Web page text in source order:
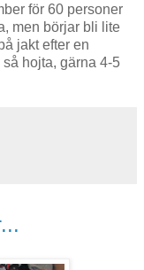
för 60 personer
men börjar bli lite
jakt efter en
hojta, gärna 4-5